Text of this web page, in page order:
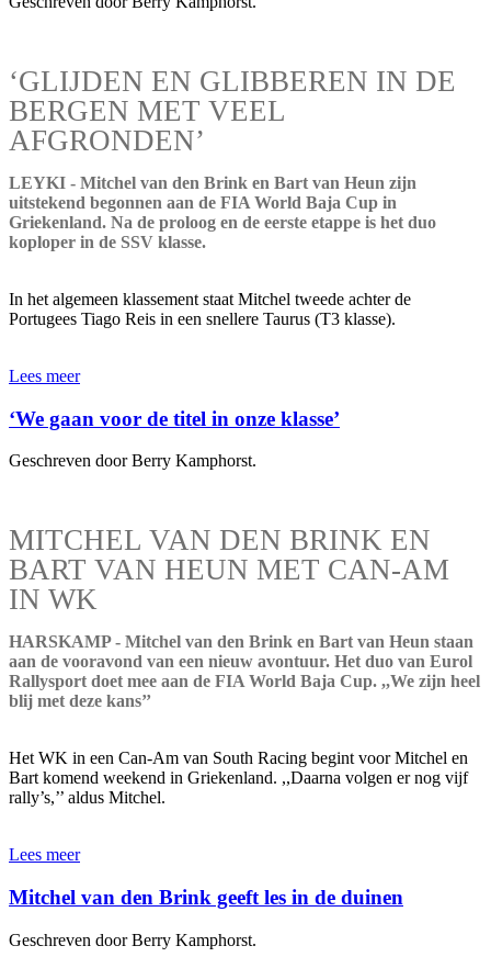
‘GLIJDEN EN GLIBBEREN IN DE
BERGEN MET VEEL
AFGRONDEN’
LEYKI - Mitchel van den Brink en Bart van Heun zijn
uitstekend begonnen aan de FIA World Baja Cup in
Griekenland. Na de proloog en de eerste etappe is het duo
koploper in de SSV klasse.
In het algemeen klassement staat Mitchel tweede achter de
Portugees Tiago Reis in een snellere Taurus (T3 klasse).
Lees meer
‘We gaan voor de titel in onze klasse’
Geschreven door Berry Kamphorst.
MITCHEL VAN DEN BRINK EN
BART VAN HEUN MET CAN-AM
IN WK
HARSKAMP - Mitchel van den Brink en Bart van Heun staan
aan de vooravond van een nieuw avontuur. Het duo van Eurol
Rallysport doet mee aan de FIA World Baja Cup. ,,We zijn heel
blij met deze kans’’
Het WK in een Can-Am van South Racing begint voor Mitchel en
Bart komend weekend in Griekenland. ,,Daarna volgen er nog vijf
rally’s,’’ aldus Mitchel.
Lees meer
Mitchel van den Brink geeft les in de duinen
Geschreven door Berry Kamphorst.